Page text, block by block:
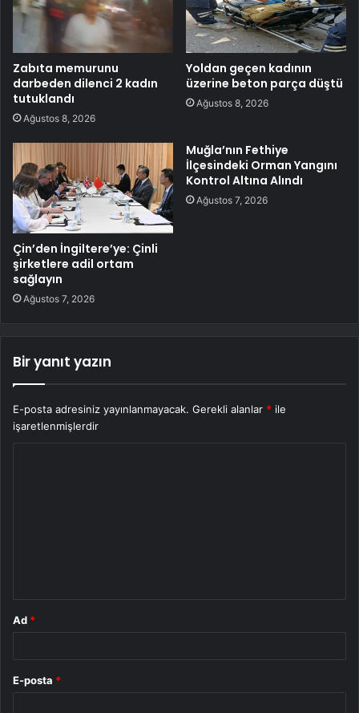
Zabıta memurunu
darbeden dilenci 2 kadın
tutuklandı
Ağustos 8, 2026
Yoldan geçen kadının
üzerine beton parça düştü
Ağustos 8, 2026
Çin’den İngiltere’ye: Çinli
şirketlere adil ortam
sağlayın
Ağustos 7, 2026
Muğla’nın Fethiye
İlçesindeki Orman Yangını
Kontrol Altına Alındı
Ağustos 7, 2026
Bir yanıt yazın
E-posta adresiniz yayınlanmayacak. Gerekli alanlar * ile
işaretlenmişlerdir
Ad *
E-posta *